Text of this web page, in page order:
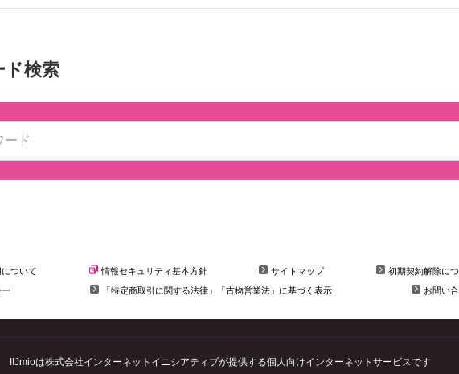
ついて 情報セキュリティ基本方針 サイトマップ
初期契約解除に
「特定商取引に関する法律」「古物営業法」に基づく表示 お問い
IIJmioは株式会社インターネットイニシアティブが提供する個人向けインターネットサービスです